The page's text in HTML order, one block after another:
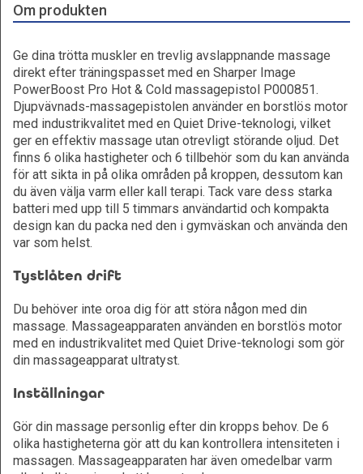
Om produkten
Ge dina trötta muskler en trevlig avslappnande massage
direkt efter träningspasset med en Sharper Image
PowerBoost Pro Hot & Cold massagepistol P000851.
Djupvävnads-massagepistolen använder en borstlös motor
med industrikvalitet med en Quiet Drive-teknologi, vilket
ger en effektiv massage utan otrevligt störande oljud. Det
finns 6 olika hastigheter och 6 tillbehör som du kan använda
för att sikta in på olika områden på kroppen, dessutom kan
du även välja varm eller kall terapi. Tack vare dess starka
batteri med upp till 5 timmars användartid och kompakta
design kan du packa ned den i gymväskan och använda den
var som helst.
Tystlåten drift
Du behöver inte oroa dig för att störa någon med din
massage. Massageapparaten använden en borstlös motor
med en industrikvalitet med Quiet Drive-teknologi som gör
din massageapparat ultratyst.
Inställningar
Gör din massage personlig efter din kropps behov. De 6
olika hastigheterna gör att du kan kontrollera intensiteten i
massagen. Massageapparaten har även omedelbar varm